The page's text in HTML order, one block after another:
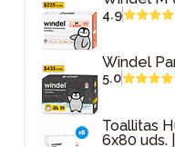
4.9
Windel
5.0
Toallitas
6x80 uds.